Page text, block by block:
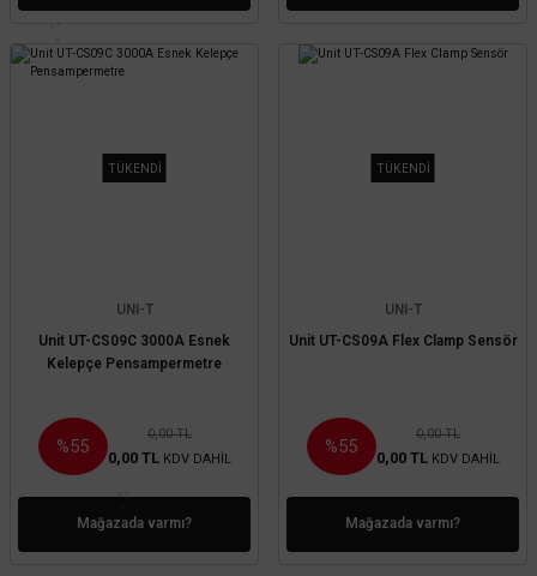
TÜKENDİ
UNI-T
Unit UT-CS09C 3000A Esnek
Kelepçe Pensampermetre
%55
0,00 TL
0,00 TL KDV DAHİL
Mağazada varmı?
TÜKENDİ
UNI-T
Unit UT-CS09A Flex Clamp Sensör
%55
0,00 TL
0,00 TL KDV DAHİL
Mağazada varmı?